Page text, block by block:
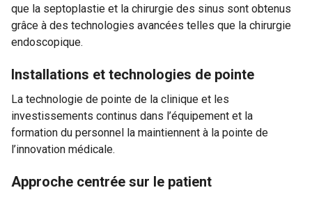
que la septoplastie et la chirurgie des sinus sont obtenus
grâce à des technologies avancées telles que la chirurgie
endoscopique.
Installations et technologies de pointe
La technologie de pointe de la clinique et les
investissements continus dans l’équipement et la
formation du personnel la maintiennent à la pointe de
l’innovation médicale.
Approche centrée sur le patient